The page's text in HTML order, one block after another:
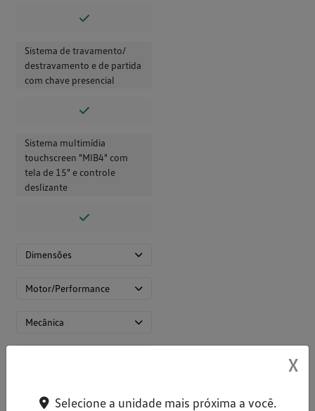
Sistema de travamento/
destravamento e de partida
com chave presencial
Sistema multimídia
touchscreen "MIB4" com
tela de 15" e controle
deslizante
Dimensões
Motor/Performance
Mecânica
X
Selecione a unidade mais próxima a você.